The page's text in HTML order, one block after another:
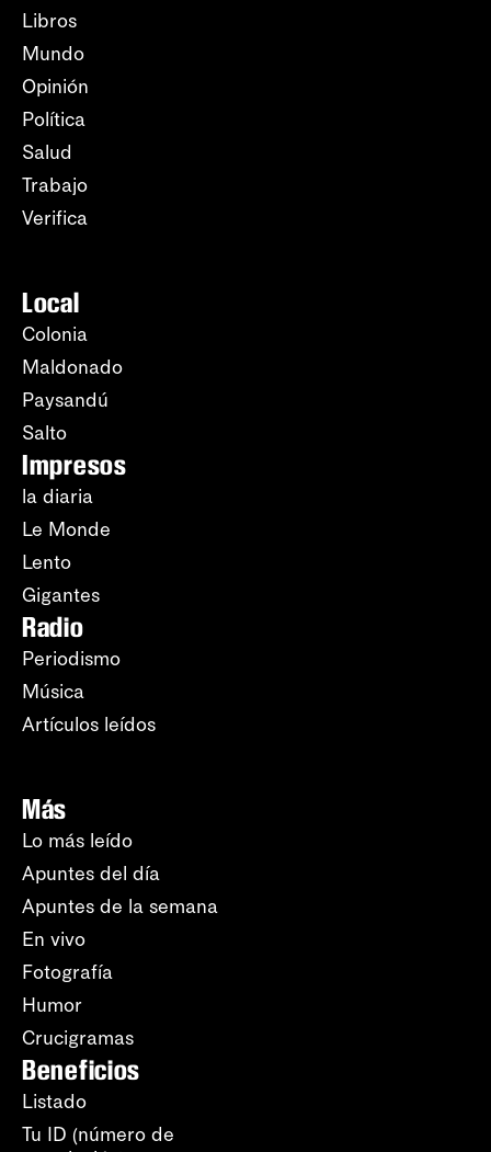
Libros
Mundo
Opinión
Política
Salud
Trabajo
Verifica
Local
Colonia
Maldonado
Paysandú
Salto
Impresos
la diaria
Le Monde
Lento
Gigantes
Radio
Periodismo
Música
Artículos leídos
Más
Lo más leído
Apuntes del día
Apuntes de la semana
En vivo
Fotografía
Humor
Crucigramas
Beneficios
Listado
Tu ID (número de